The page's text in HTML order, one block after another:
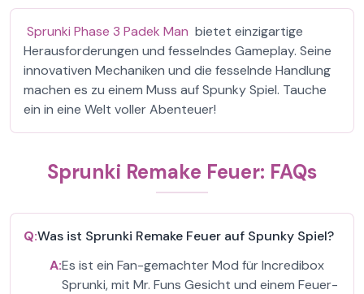
Sprunki Phase 3 Padek Man bietet einzigartige
Herausforderungen und fesselndes Gameplay. Seine
innovativen Mechaniken und die fesselnde Handlung
machen es zu einem Muss auf Spunky Spiel. Tauche
ein in eine Welt voller Abenteuer!
Sprunki Remake Feuer: FAQs
Q:Was ist Sprunki Remake Feuer auf Spunky Spiel?
A:Es ist ein Fan-gemachter Mod für Incredibox
Sprunki, mit Mr. Funs Gesicht und einem Feuer-